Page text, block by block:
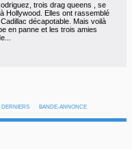
trois drag queens , se
Hollywood. Elles ont rassemblé
décapotable. Mais voilà
en panne et les trois amies
DERNIERS BANDE-ANNONCE